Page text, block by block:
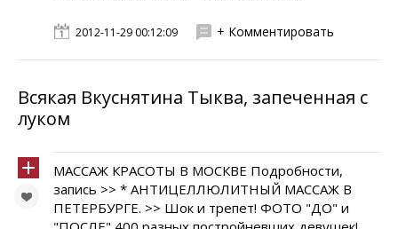
2012-11-29 00:12:09 + Комментировать
Всякая Вкуснятина Тыква, запеченная с
луком
МАССАЖ КРАСОТЫ В МОСКВЕ Подробности,
запись >> * АНТИЦЕЛЛЮЛИТНЫЙ МАССАЖ В
ПЕТЕРБУРГЕ. >> Шок и трепет! ФОТО "ДО" и